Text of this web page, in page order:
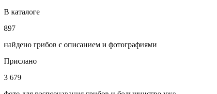
В каталоге
897
найдено грибов с описанием и фотографиями
Прислано
3 679